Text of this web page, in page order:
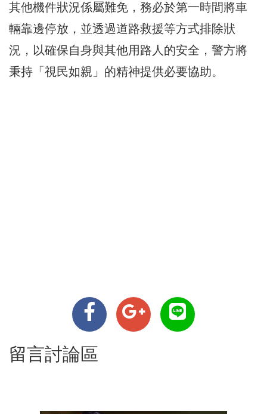
其他機件狀況係屬難免，務必於第一時間將車
輛靠邊停放，並透過道路救援等方式排除狀
況，以確保自身與其他用路人的安全，警方將
秉持「視民如親」的精神提供必要協助。
留言討論區